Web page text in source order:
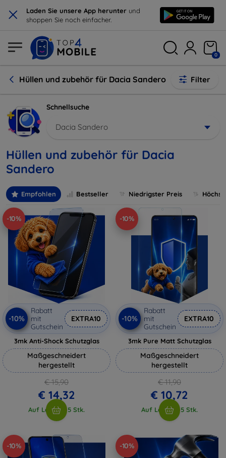
× Laden Sie unsere App herunter und
shoppen Sie noch einfacher.
0
Hüllen und zubehör für Dacia Sandero Filter
Schnellsuche
Dacia Sandero
Hüllen und zubehör für Dacia
Sandero
Empfohlen Bestseller Niedrigster Preis
-10%
-10%
Rabatt
mit
Gutschein
EXTRA10
3mk Anti-Shock Schutzglas
Maßgeschneidert
hergestellt
€ 15,90
€ 14,32
Auf Lager > 5 Stk.
-10%
-10%
Rabatt
mit
Gutschein
EXTRA10
3mk Pure Matt Schutzglas
Maßgeschneidert
hergestellt
€ 11,90
€ 10,72
Auf Lager > 5 Stk.
-10% -10%